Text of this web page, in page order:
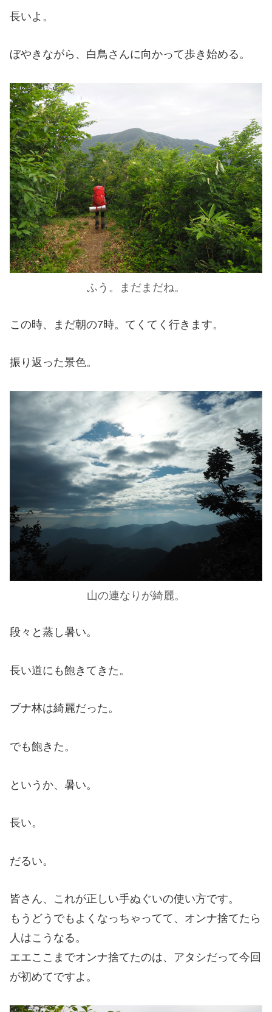
長いよ。
ぼやきながら、白鳥さんに向かって歩き始める。
ふう。まだまだね。
この時、まだ朝の7時。てくてく行きます。
振り返った景色。
山の連なりが綺麗。
段々と蒸し暑い。
長い道にも飽きてきた。
ブナ林は綺麗だった。
でも飽きた。
というか、暑い。
長い。
だるい。
皆さん、これが正しい手ぬぐいの使い方です。
もうどうでもよくなっちゃってて、オンナ捨てたら
人はこうなる。
エエここまでオンナ捨てたのは、アタシだって今回
が初めてですよ。